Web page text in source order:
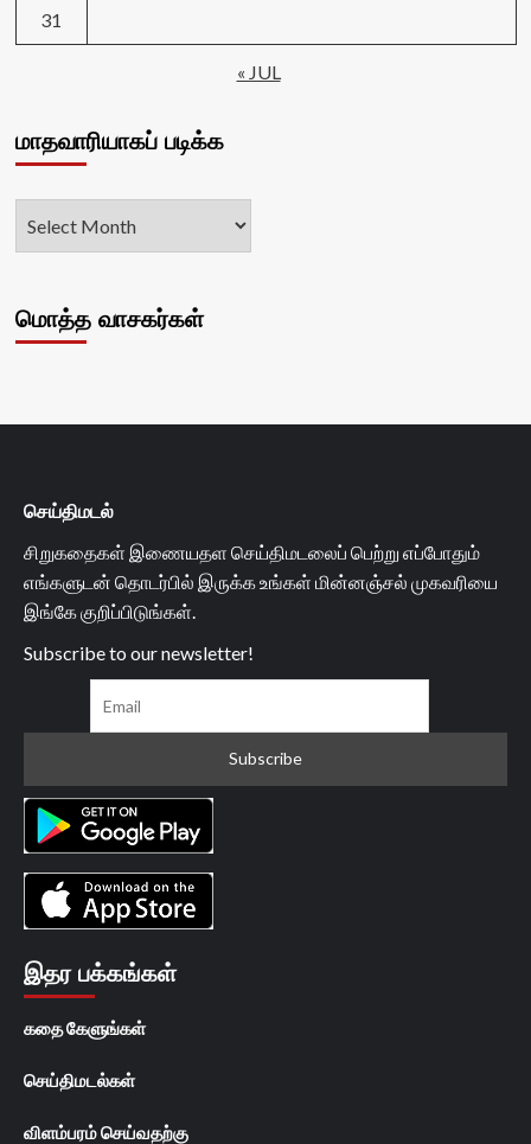
31
« JUL
மாதவாரியாகப் படிக்க
மொத்த வாசகர்கள்
செய்திமடல்
சிறுகதைகள் இணையதள செய்திமடலைப் பெற்று எப்போதும்
எங்களுடன் தொடர்பில் இருக்க உங்கள் மின்னஞ்சல் முகவரியை
இங்கே குறிப்பிடுங்கள்.
Subscribe to our newsletter!
இதர பக்கங்கள்
கதை கேளுங்கள்
செய்திமடல்கள்
விளம்பரம் செய்வதற்கு